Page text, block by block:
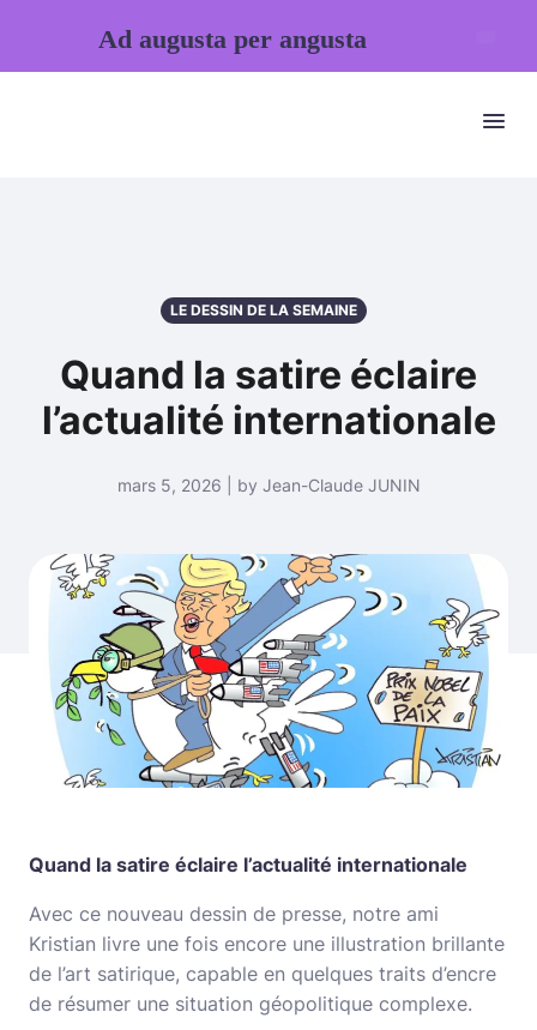
LE DESSIN DE LA SEMAINE
Quand la satire éclaire
l’actualité internationale
mars 5, 2026 | by Jean-Claude JUNIN
Quand la satire éclaire l’actualité internationale
Avec ce nouveau dessin de presse, notre ami
Kristian livre une fois encore une illustration brillante
de l’art satirique, capable en quelques traits d’encre
de résumer une situation géopolitique complexe.
Ad augusta per angusta